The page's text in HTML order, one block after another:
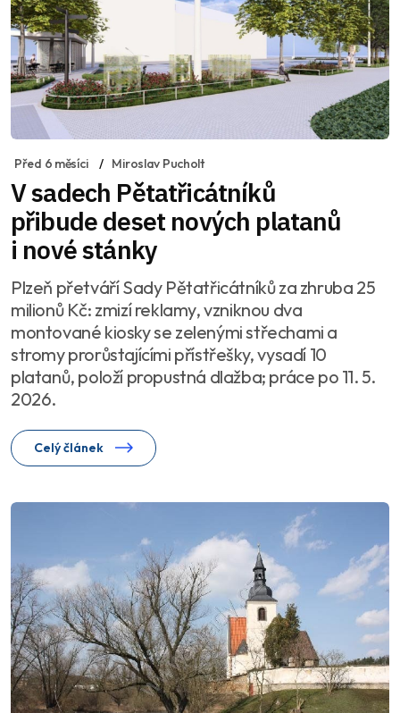
Před 6 měsíci Miroslav Pucholt
V sadech Pětatřicátníků
přibude deset nových platanů
i nové stánky
Plzeň přetváří Sady Pětatřicátníků za zhruba 25
milionů Kč: zmizí reklamy, vzniknou dva
montované kiosky se zelenými střechami a
stromy prorůstajícími přístřešky, vysadí 10
platanů, položí propustná dlažba; práce po 11. 5.
2026.
Celý článek